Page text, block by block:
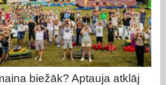
biežāk? Aptauja atklāj